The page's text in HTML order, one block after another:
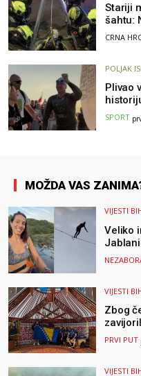
Stariji
šahtu:
CRNA
POLJAK
Plivao
mora –
od raka
SPORT
MOŽDA VAS
VIJESTI
Veliko
VIJESTI
Zbog
PRVI PUT
VIJESTI